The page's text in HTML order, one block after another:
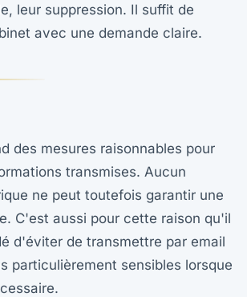
leur suppression. Il suffit de
avec une demande claire.
des mesures raisonnables pour
transmises. Aucun
ne peut toutefois garantir une
C'est aussi pour cette raison qu'il
d'éviter de transmettre par email
particulièrement sensibles lorsque